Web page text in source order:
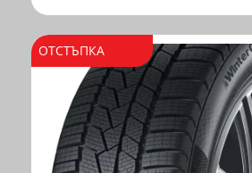
ОТСТЪПКА